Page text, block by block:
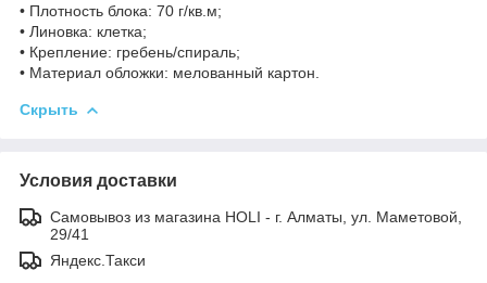
• Плотность блока: 70 г/кв.м;
• Линовка: клетка;
• Крепление: гребень/спираль;
• Материал обложки: мелованный картон.
Скрыть
Условия доставки
Самовывоз из магазина HOLI - г. Алматы, ул. Маметовой,
29/41
Яндекс.Такси